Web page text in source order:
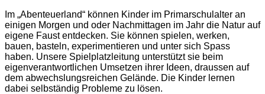
Im „Abenteuerland“ können Kinder im Primarschulalter an
einigen Morgen und oder Nachmittagen im Jahr die Natur auf
eigene Faust entdecken. Sie können spielen, werken,
bauen, basteln, experimentieren und unter sich Spass
haben. Unsere Spielplatzleitung unterstützt sie beim
eigenverantwortlichen Umsetzen ihrer Ideen, draussen auf
dem abwechslungsreichen Gelände. Die Kinder lernen
dabei selbständig Probleme zu lösen.